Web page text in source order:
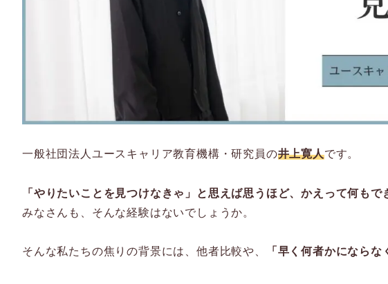
一般社団法人ユースキャリア教育機構・研究員の井上寛人です。
「やりたいことを見つけなきゃ」と思えば思うほど、かえって何もで
みなさんも、そんな経験はないでしょうか。
そんな私たちの焦りの背景には、他者比較や、 「早く何者かにならな